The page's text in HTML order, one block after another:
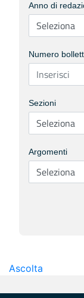
Anno di
Numero
Sezioni
Argomenti
Ascolta